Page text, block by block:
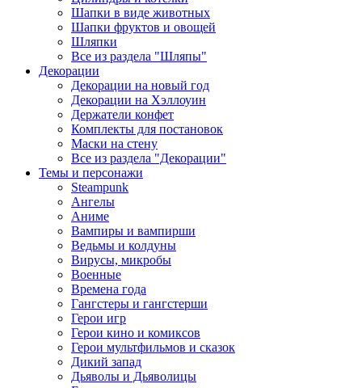
Шапки в виде животных
Шапки фруктов и овощей
Шляпки
Все из раздела "Шляпы"
Декорации
Декорации на новый год
Декорации на Хэллоуин
Держатели конфет
Комплекты для постановок
Маски на стену
Все из раздела "Декорации"
Темы и персонажи
Steampunk
Ангелы
Аниме
Вампиры и вампирши
Ведьмы и колдуны
Вирусы, микробы
Военные
Времена года
Гангстеры и гангстерши
Герои игр
Герои кино и комиксов
Герои мультфильмов и сказок
Дикий запад
Дьяволы и Дьяволицы